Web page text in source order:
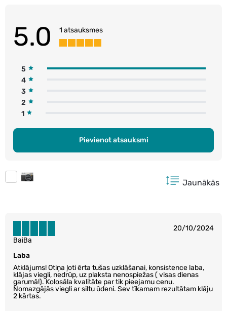
5.0 1 atsauksmes
5
4
3
2
1
Pievienot atsauksmi
Jaunākās
20/10/2024
Laba
Atklājums! Otiņa ļoti ērta tušas uzklāšanai, konsistence laba,
klājas viegli, nedrūp, uz plaksta nenospiežas ( visas dienas
garumā!). Kolosāla kvalitāte par tik pieejamu cenu.
Nomazgājās viegli ar siltu ūdeni. Sev tīkamam rezultātam klāju
2 kārtas.
BaiBa